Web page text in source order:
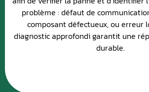
problème : défaut de
composant défectueux, ou erreur
diagnostic approfondi garantit une
durable.